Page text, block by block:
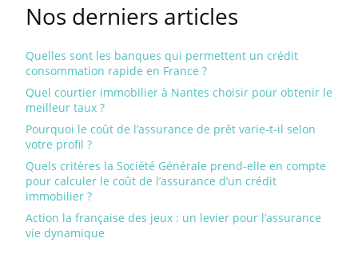
Nos derniers articles
Quelles sont les banques qui permettent un crédit
consommation rapide en France ?
Quel courtier immobilier à Nantes choisir pour obtenir le
meilleur taux ?
Pourquoi le coût de l’assurance de prêt varie-t-il selon
votre profil ?
Quels critères la Société Générale prend-elle en compte
pour calculer le coût de l’assurance d’un crédit
immobilier ?
Action la française des jeux : un levier pour l’assurance
vie dynamique